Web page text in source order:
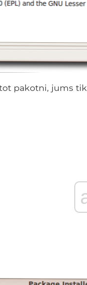
pakotni, jums